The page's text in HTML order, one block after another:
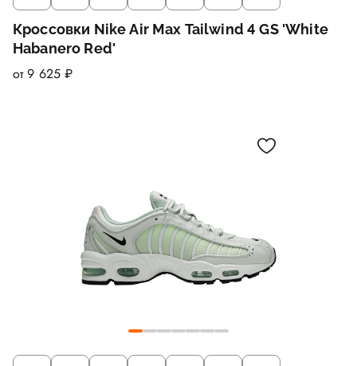
Кроссовки Nike Air Max Tailwind 4 GS 'White
Habanero Red'
от 9 625 ₽